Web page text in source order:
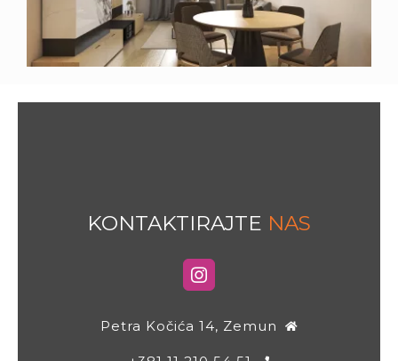
KONTAKTIRAJTE NAS
Petra Kočića 14, Zemun